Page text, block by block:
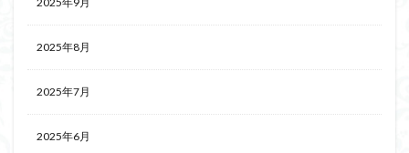
2025年8月
2025年7月
2025年6月